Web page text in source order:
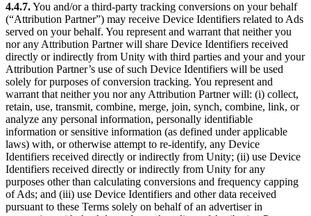
4.4.7.You and/or a third-party tracking conversions on your behalf
(“Attribution Partner”) may receive Device Identifiers related to Ads
served on your behalf. You represent and warrant that neither you
nor any Attribution Partner will share Device Identifiers received
directly or indirectly from Unity with third parties and your and your
Attribution Partner’s use of such Device Identifiers will be used
solely for purposes of conversion tracking. You represent and
warrant that neither you nor any Attribution Partner will: (i) collect,
retain, use, transmit, combine, merge, join, synch, combine, link, or
analyze any personal information, personally identifiable
information or sensitive information (as defined under applicable
laws) with, or otherwise attempt to re-identify, any Device
Identifiers received directly or indirectly from Unity; (ii) use Device
Identifiers received directly or indirectly from Unity for any
purposes other than calculating conversions and frequency capping
of Ads; and (iii) use Device Identifiers and other data received
pursuant to these Terms solely on behalf of an advertiser in